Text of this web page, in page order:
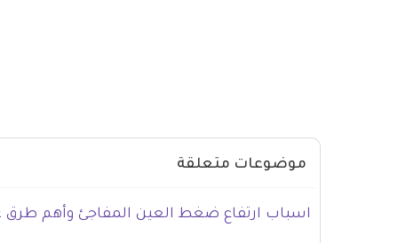
موضوعات متعلقة
اسباب ارتفاع ضغط العين المفاجئ وأهم طرق